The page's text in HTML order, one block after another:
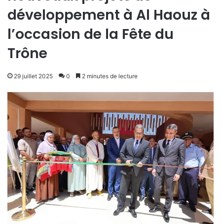
développement à Al Haouz à
l’occasion de la Fête du
Trône
29 juillet 2025 0 2 minutes de lecture